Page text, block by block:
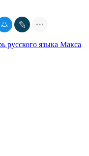
русского языка Макса